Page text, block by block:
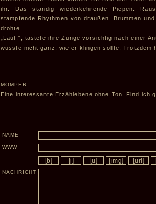
ihr. Das ständig wiederkehrende Piepen.
stampfende Rhythmen von draußen. Brummen
drohte.
„Laut.“, tastete ihre Zunge vorsichtig nach einer
wusste nicht ganz, wie er klingen sollte. Trotzdem
MOMPER
Eine interessante Erzählebene ohne Ton. Find ich
NAME
WWW
NACHRICHT